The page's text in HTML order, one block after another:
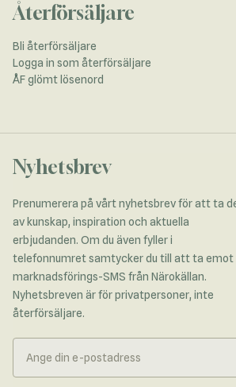
Återförsäljare
Bli återförsäljare
Logga in som återförsäljare
ÅF glömt lösenord
Nyhetsbrev
Prenumerera på vårt nyhetsbrev för att ta
av kunskap, inspiration och aktuella
erbjudanden. Om du även fyller i
telefonnumret samtycker du till att ta emot
marknadsförings-SMS från Närokällan.
Nyhetsbreven är för privatpersoner, inte
återförsäljare.